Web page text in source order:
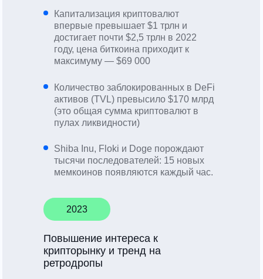
Капитализация криптовалют
впервые превышает $1 трлн и
достигает почти $2,5 трлн в 2022
году, цена биткоина приходит к
максимуму — $69 000
Количество заблокированных в DeFi
активов (TVL) превысило $170 млрд
(это общая сумма криптовалют в
пулах ликвидности)
Shiba Inu, Floki и Doge порождают
тысячи последователей: 15 новых
мемкоинов появляются каждый час.
Повышение интереса к
крипторынку и тренд на
ретродропы
2023